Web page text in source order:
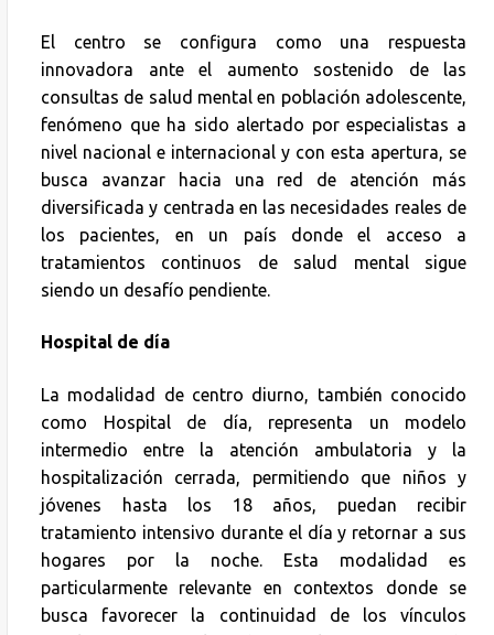
El centro se configura como una respuesta
innovadora ante el aumento sostenido de las
consultas de salud mental en población adolescente,
fenómeno que ha sido alertado por especialistas a
nivel nacional e internacional y con esta apertura, se
busca avanzar hacia una red de atención más
diversificada y centrada en las necesidades reales de
los pacientes, en un país donde el acceso a
tratamientos continuos de salud mental sigue
siendo un desafío pendiente.
Hospital de día
La modalidad de centro diurno, también conocido
como Hospital de día, representa un modelo
intermedio entre la atención ambulatoria y la
hospitalización cerrada, permitiendo que niños y
jóvenes hasta los 18 años, puedan recibir
tratamiento intensivo durante el día y retornar a sus
hogares por la noche. Esta modalidad es
particularmente relevante en contextos donde se
busca favorecer la continuidad de los vínculos